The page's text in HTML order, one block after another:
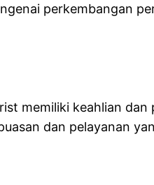
perkembangan
memiliki keahlian dan
dan pelayanan